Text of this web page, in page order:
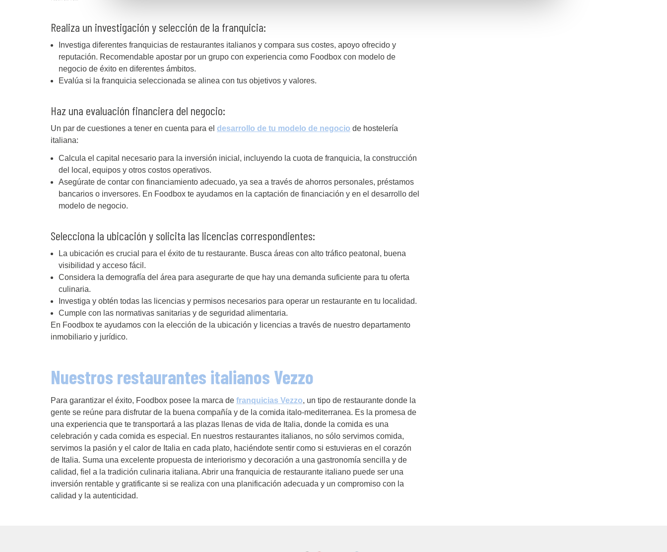
Realiza un investigación y selección de la franquicia:
Investiga diferentes franquicias de restaurantes italianos y compara sus costes, apoyo ofrecido y
reputación. Recomendable apostar por un grupo con experiencia como Foodbox con modelo de
negocio de éxito en diferentes ámbitos.
Evalúa si la franquicia seleccionada se alinea con tus objetivos y valores.
Haz una evaluación financiera del negocio:
Un par de cuestiones a tener en cuenta para el desarrollo de tu modelo de negocio de hostelería
italiana:
Calcula el capital necesario para la inversión inicial, incluyendo la cuota de franquicia, la construcción
del local, equipos y otros costos operativos.
Asegúrate de contar con financiamiento adecuado, ya sea a través de ahorros personales, préstamos
bancarios o inversores. En Foodbox te ayudamos en la captación de financiación y en el desarrollo del
modelo de negocio.
Selecciona la ubicación y solicita las licencias correspondientes:
La ubicación es crucial para el éxito de tu restaurante. Busca áreas con alto tráfico peatonal, buena
visibilidad y acceso fácil.
Considera la demografía del área para asegurarte de que hay una demanda suficiente para tu oferta
culinaria.
Investiga y obtén todas las licencias y permisos necesarios para operar un restaurante en tu localidad.
Cumple con las normativas sanitarias y de seguridad alimentaria.
En Foodbox te ayudamos con la elección de la ubicación y licencias a través de nuestro departamento
inmobiliario y jurídico.
Nuestros restaurantes italianos Vezzo
Para garantizar el éxito, Foodbox posee la marca de franquicias Vezzo, un tipo de restaurante donde la
gente se reúne para disfrutar de la buena compañía y de la comida italo-mediterranea. Es la promesa de
una experiencia que te transportará a las plazas llenas de vida de Italia, donde la comida es una
celebración y cada comida es especial. En nuestros restaurantes italianos, no sólo servimos comida,
servimos la pasión y el calor de Italia en cada plato, haciéndote sentir como si estuvieras en el corazón
de Italia. Suma una excelente propuesta de interiorismo y decoración a una gastronomía sencilla y de
calidad, fiel a la tradición culinaria italiana. Abrir una franquicia de restaurante italiano puede ser una
inversión rentable y gratificante si se realiza con una planificación adecuada y un compromiso con la
calidad y la autenticidad.